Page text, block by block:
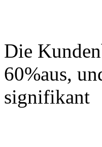
Die
60%aus,
signifikant